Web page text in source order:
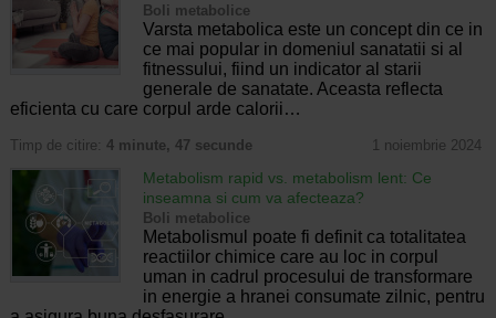
Boli metabolice
Varsta metabolica este un concept din ce in
ce mai popular in domeniul sanatatii si al
fitnessului, fiind un indicator al starii
generale de sanatate. Aceasta reflecta
eficienta cu care corpul arde calorii…
Timp de citire: 4 minute, 47 secunde 1 noiembrie 2024
Metabolism rapid vs. metabolism lent: Ce
inseamna si cum va afecteaza?
Boli metabolice
Metabolismul poate fi definit ca totalitatea
reactiilor chimice care au loc in corpul
uman in cadrul procesului de transformare
in energie a hranei consumate zilnic, pentru